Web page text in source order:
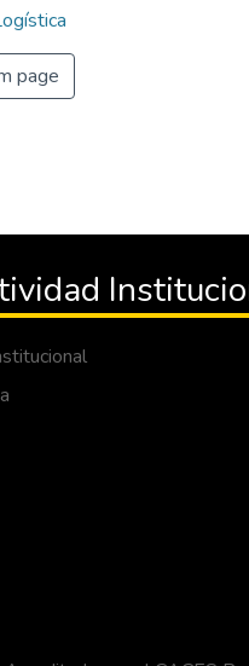
page